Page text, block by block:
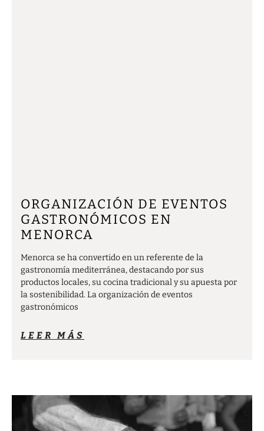
ORGANIZACIÓN DE EVENTOS
GASTRONÓMICOS EN
MENORCA
Menorca se ha convertido en un referente de la
gastronomía mediterránea, destacando por sus
productos locales, su cocina tradicional y su apuesta por
la sostenibilidad. La organización de eventos
gastronómicos
LEER MÁS